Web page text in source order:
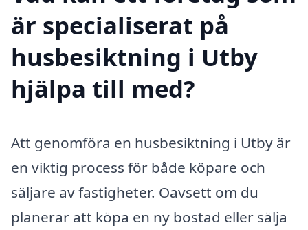
är specialiserat på
husbesiktning i Utby
hjälpa till med?
Att genomföra en husbesiktning i Utby är
en viktig process för både köpare och
säljare av fastigheter. Oavsett om du
planerar att köpa en ny bostad eller sälja